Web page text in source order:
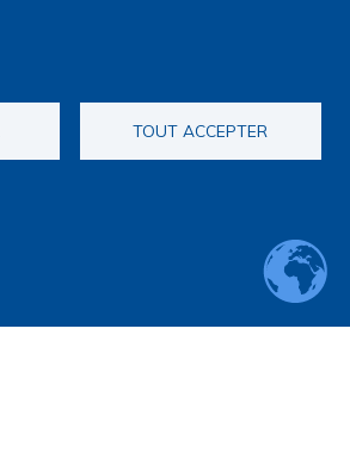
TOUT ACCEPTER